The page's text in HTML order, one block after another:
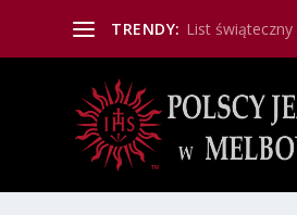
TRENDY: List